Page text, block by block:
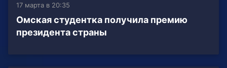
17 марта в 20:35
Омская студентка получила премию
президента страны